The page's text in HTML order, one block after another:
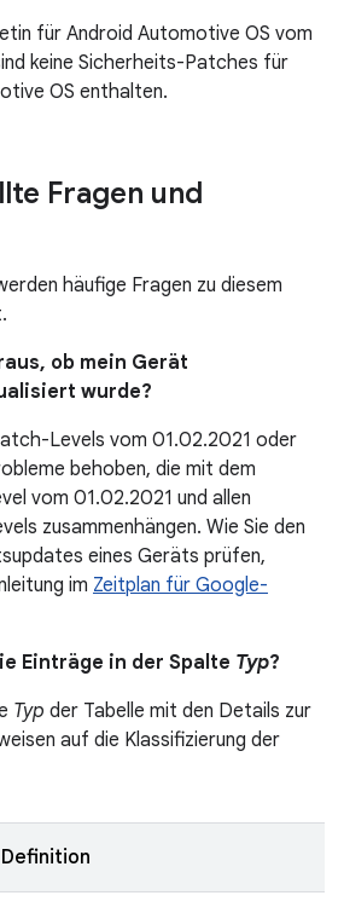
für Android Automotive OS vom
keine Sicherheits-Patches für
OS enthalten.
Fragen und
häufige Fragen zu diesem
ob mein Gerät
wurde?
Levels vom 01.02.2021 oder
behoben, die mit dem
vom 01.02.2021 und allen
zusammenhängen. Wie Sie den
eines Geräts prüfen,
im Zeitplan für Google-
Einträge in der Spalte Typ?
Typ der Tabelle mit den Details zur
auf die Klassifizierung der
Definition